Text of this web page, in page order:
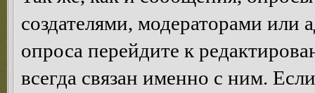
создателями, модераторами или
опроса перейдите к
всегда связан именно с ним.